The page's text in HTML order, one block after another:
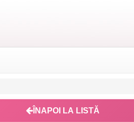
ÎNAPOI LA LISTĂ